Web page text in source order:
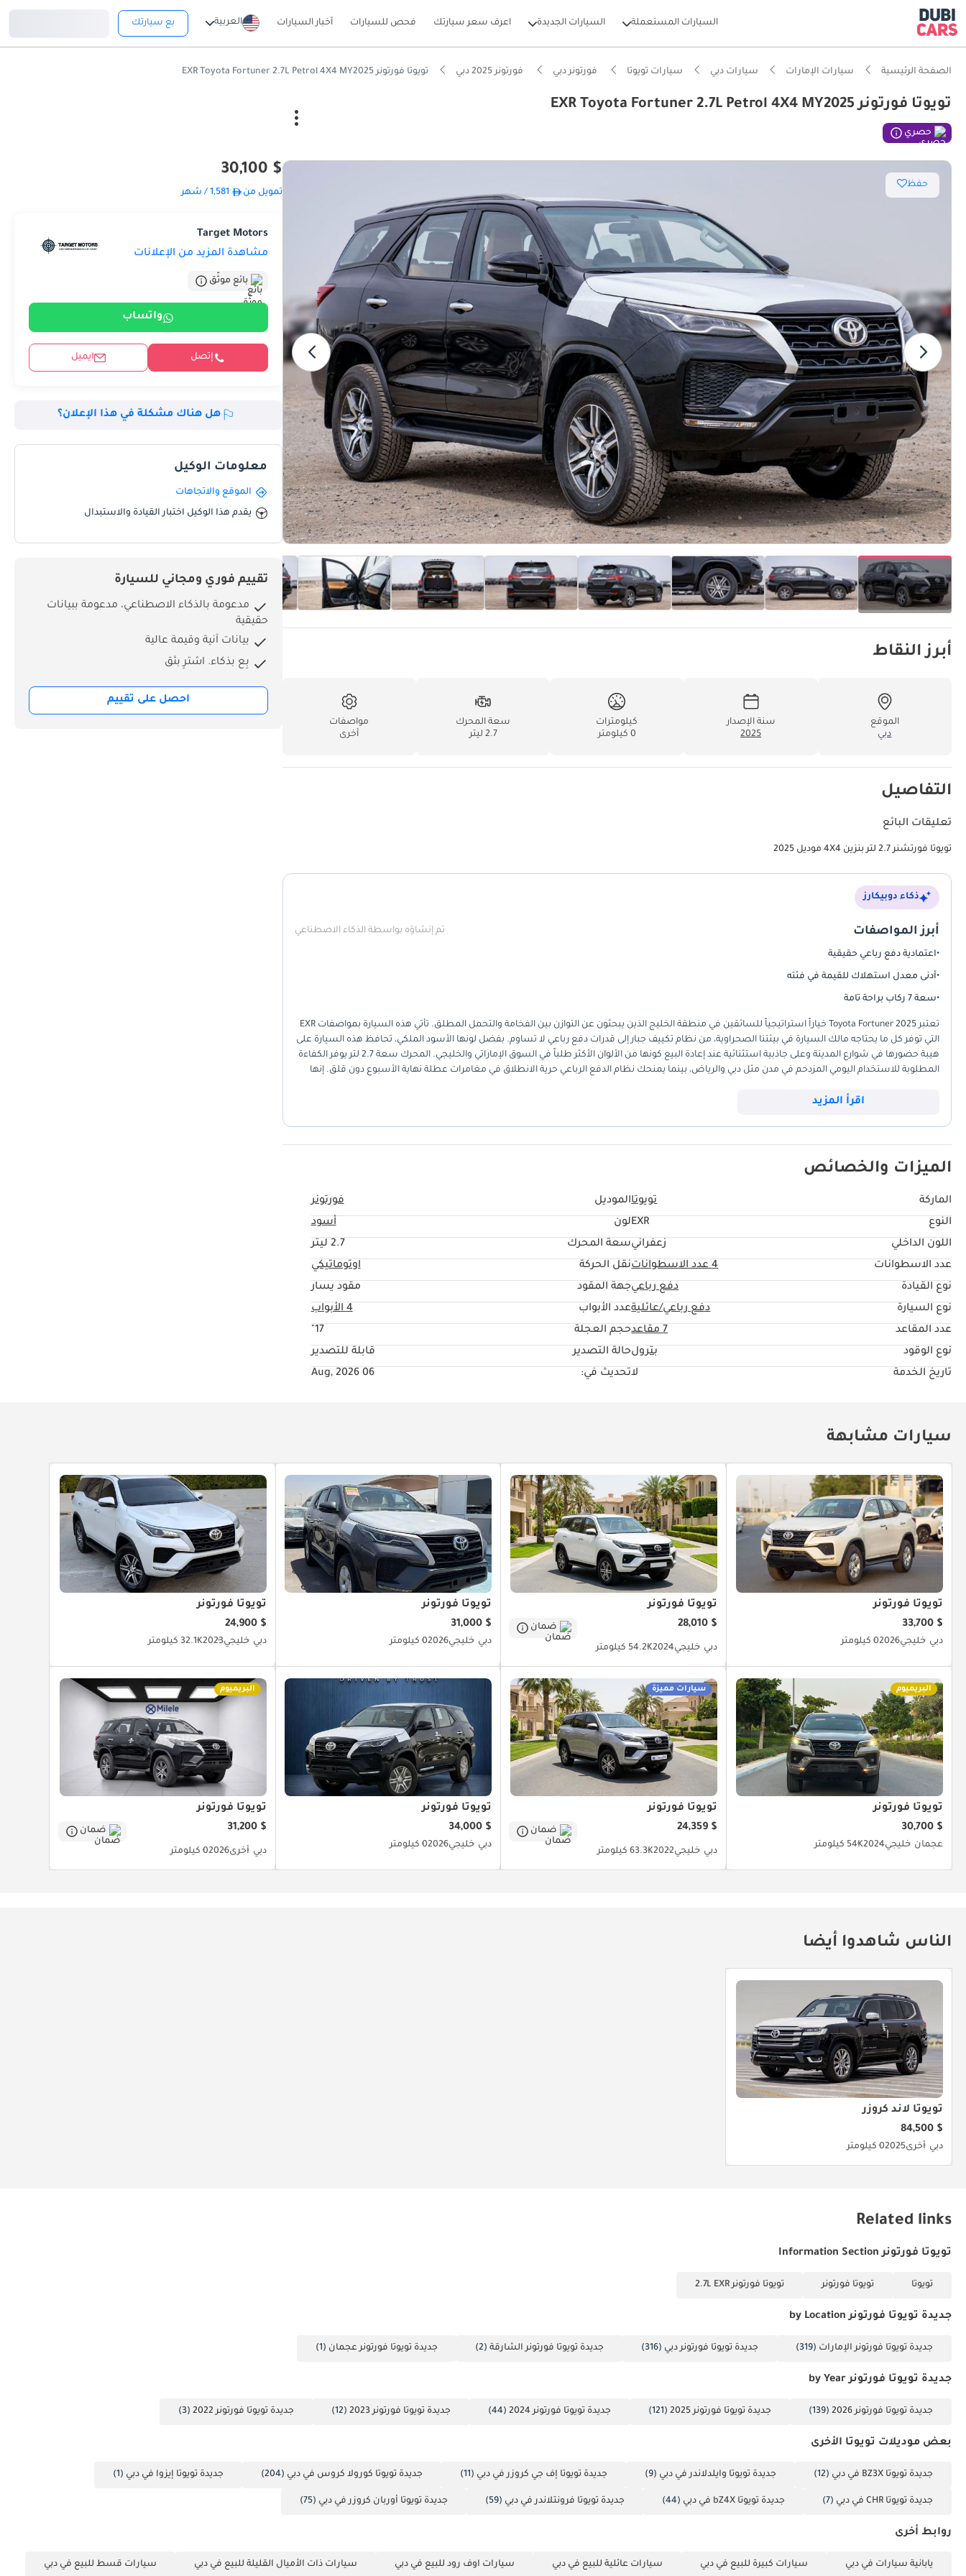
السيارات المستعملة السيارات الجديدة اعرف سعر سيارتك فحص للسيارات أخبار السيارات العربية بع سيارتك
الصفحة الرئيسية سيارات الإمارات سيارات دبي سيارات تويوتا فورتونر دبي فورتونر 2025 دبي تويوتا فورتونر EXR Toyota Fortuner 2.7L Petrol 4X4 MY2025
تويوتا فورتونر EXR Toyota Fortuner 2.7L Petrol 4X4 MY2025
حصري
حفظ
أبرز النقاط
الموقع
دبي
سنة الإصدار
2025
كيلومترات
0 كيلومتر
سعة المحرك
2.7 ليتر
مواصفات
أخرى
التفاصيل
تعليقات البائع
تويوتا فورتشنر 2.7 لتر بنزين 4X4 موديل 2025
ذكاء دوبيكارز
أبرز المواصفات تم إنشاؤه بواسطة الذكاء الاصطناعي
•اعتمادية دفع رباعي حقيقية
•أدنى معدل استهلاك للقيمة في فئته
•سعة 7 ركاب براحة تامة
تعتبر Toyota Fortuner 2025 خياراً استراتيجياً للسائقين في منطقة الخليج الذين يبحثون عن التوازن بين الفخامة والتحمل المطلق. تأتي هذه السيارة بمواصفات EXR
التي توفر كل ما يحتاجه مالك السيارة في بيئتنا الصحراوية، من نظام تكييف جبار إلى قدرات دفع رباعي لا تساوم. بفضل لونها الأسود الملكي، تحافظ هذه السيارة على
هيبة حضورها في شوارع المدينة وعلى جاذبية استثنائية عند إعادة البيع كونها من الألوان الأكثر طلباً في السوق الإماراتي والخليجي. المحرك سعة 2.7 لتر يوفر الكفاءة
المطلوبة للاستخدام اليومي المزدحم في مدن مثل دبي والرياض، بينما يمنحك نظام الدفع الرباعي حرية الانطلاق في مغامرات عطلة نهاية الأسبوع دون قلق. إنها
تحديداً يعني أنك تمتلك أحدث تكنولوجيا وصلت إليها Toyota في هذه الفئة، مما يضمن لك التفوق التقني والاعتمادية التي اشتهرت بها العلامة.
اقرأ المزيد
الميزات والخصائص
الماركة تويوتاالموديل
فورتونر
النوع
EXRلون
أسود
اللون الداخلي
زعفرانيسعة المحرك
2.7 ليتر
عدد الاسطوانات
4عدد الاسطواناتنقل الحركة
اوتوماتيكي
نوع القيادة
دفع رباعيجهة المقود
مقود يسار
نوع السيارة
دفع رباعي/عائليةعدد الأبواب
4 الأبواب
عدد المقاعد
7 مقاعد حجم العجلة
17"
نوع الوقود
بترولحالة التصدير
قابلة للتصدير
تاريخ الخدمة
لاتحديث في: 06 Aug, 2026
$ 30,100
تمويل من 1,581 / شهر
Target Motors
مشاهدة المزيد من الإعلانات
بائع موثّق
واتساب
إتصل ايميل
هل هناك مشكلة في هذا الإعلان؟
معلومات الوكيل
الموقع والاتجاهات
يقدم هذا الوكيل اختبار القيادة والاستبدال
تقييم فوري ومجاني للسيارة
مدعومة بالذكاء الاصطناعي، مدعومة ببيانات
حقيقية
بيانات آنية وقيمة عالية
بِع بذكاء. اشترِ بثق
احصل على تقييم
سيارات مشابهة
تويوتا فورتونر
$ 33,700
دبي خليجي20260 كيلومتر
تويوتا فورتونر
$ 28,010
ضمان
دبي خليجي202454.2K كيلومتر
تويوتا فورتونر
$ 31,000
دبي خليجي20260 كيلومتر
تويوتا فورتونر
$ 24,900
دبي خليجي202332.1K كيلومتر
البريميوم
تويوتا فورتونر
$ 30,700
عجمان خليجي202454K كيلومتر
سيارات مميزة
تويوتا فورتونر
$ 24,359
ضمان
دبي خليجي202263.3K كيلومتر
تويوتا فورتونر
$ 34,000
دبي خليجي20260 كيلومتر
البريميوم
تويوتا فورتونر
$ 31,200
ضمان
دبي أخرى20260 كيلومتر
الناس شاهدوا أيضا
تويوتا لاند كروزر
$ 84,500
دبي أخرى20250 كيلومتر
Related links
تويوتا فورتونر Information Section
تويوتا تويوتا فورتونر تويوتا فورتونر 2.7L EXR
جديدة تويوتا فورتونر by Location
جديدة تويوتا فورتونر الإمارات (319) جديدة تويوتا فورتونر دبي (316) جديدة تويوتا فورتونر الشارقة (2) جديدة تويوتا فورتونر عجمان (1)
جديدة تويوتا فورتونر by Year
جديدة تويوتا فورتونر 2026 (139) جديدة تويوتا فورتونر 2025 (121) جديدة تويوتا فورتونر 2024 (44) جديدة تويوتا فورتونر 2023 (12) جديدة تويوتا فورتونر 2022 (3)
بعض موديلات تويوتا الأخرى
جديدة تويوتا BZ3X في دبي (12) جديدة تويوتا وايلدلاندر في دبي (9) جديدة تويوتا إف جي كروزر في دبي (11) جديدة تويوتا كورولا كروس في دبي (204) جديدة تويوتا إيزوا في دبي (1)
جديدة تويوتا CHR في دبي (7) جديدة تويوتا bZ4X في دبي (44) جديدة تويوتا فرونتلاندر في دبي (59) جديدة تويوتا أوربان كروزر في دبي (75)
روابط أخرى
يابانية سيارات في دبي سيارات كبيرة للبيع في دبي سيارات عائلية للبيع في دبي سيارات اوف رود للبيع في دبي سيارات ذات الأميال القليلة للبيع في دبي سيارات قسط للبيع في دبي
أدنى معدل استهلاك للقيمة في فئته
سعة 7 ركاب براحة تامة